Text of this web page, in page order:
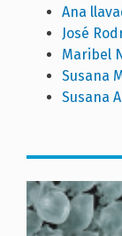
Ana
José
Maribel
Susana
Susana